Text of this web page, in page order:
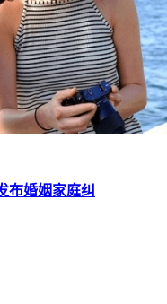
布婚姻家庭纠